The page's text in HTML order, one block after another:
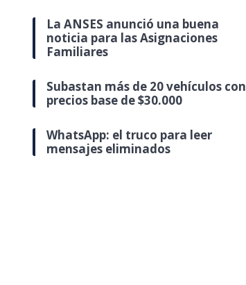
La ANSES anunció una buena
noticia para las Asignaciones
Familiares
Subastan más de 20 vehículos con
precios base de $30.000
WhatsApp: el truco para leer
mensajes eliminados